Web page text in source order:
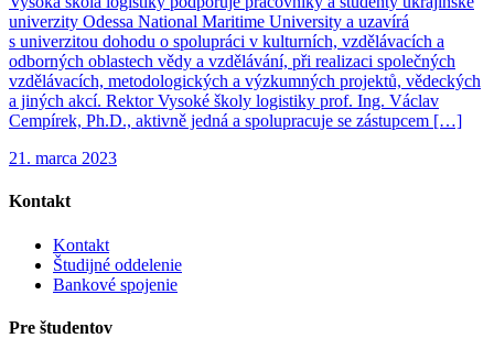
univerzity Odessa National Maritime University a uzavírá
s univerzitou dohodu o spolupráci v kulturních, vzdělávacích a
odborných oblastech vědy a vzdělávání, při realizaci společných
vzdělávacích, metodologických a výzkumných projektů, vědeckých
a jiných akcí. Rektor Vysoké školy logistiky prof. Ing. Václav
Cempírek, Ph.D., aktivně jedná a spolupracuje se zástupcem […]
21. marca 2023
Kontakt
Kontakt
Študijné oddelenie
Bankové spojenie
Pre študentov